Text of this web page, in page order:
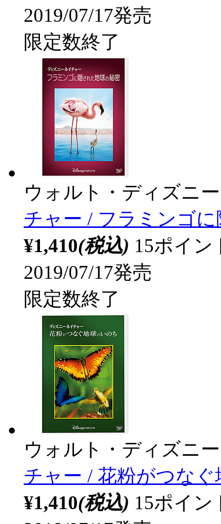
2019/07/17発売
限定数終了
ウォルト・ディズニ
チャー / フラミンゴ
¥1,410(税込) 15ポイ
2019/07/17発売
限定数終了
ウォルト・ディズニ
チャー / 花粉がつな
¥1,410(税込) 15ポイ